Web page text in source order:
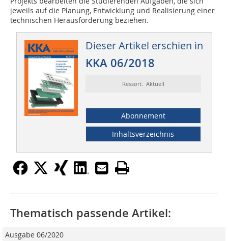
jeweils auf die Planung, Entwicklung und Realisierung einer
technischen Herausforderung beziehen.
Dieser Artikel erschien in
KKA 06/2018
Ressort: Aktuell
Abonnement
Inhaltsverzeichnis
Thematisch passende Artikel:
Ausgabe 06/2020